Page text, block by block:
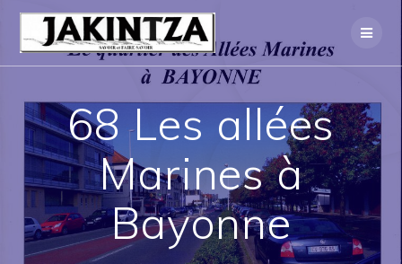
Skip
to
content
68 Les allées
Marines à
Bayonne